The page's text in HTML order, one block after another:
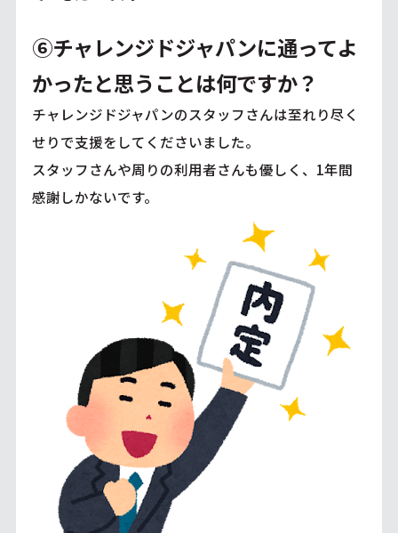
⑥チャレンジドジャパンに通ってよ
かったと思うことは何ですか？
チャレンジドジャパンのスタッフさんは至れり尽く
せりで支援をしてくださいました。
スタッフさんや周りの利用者さんも優しく、1年間
感謝しかないです。